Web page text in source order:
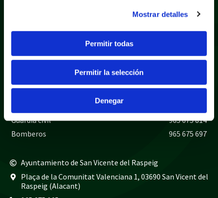
Mostrar detalles
Permitir todas
Permitir la selección
Denegar
Política de privacidad
Aviso legal
Política de cookies
Mapa web
Guardia civil
965 675 814
Bomberos
965 675 697
Ayuntamiento de San Vicente del Raspeig
Plaça de la Comunitat Valenciana 1, 03690 San Vicent del
Raspeig (Alacant)